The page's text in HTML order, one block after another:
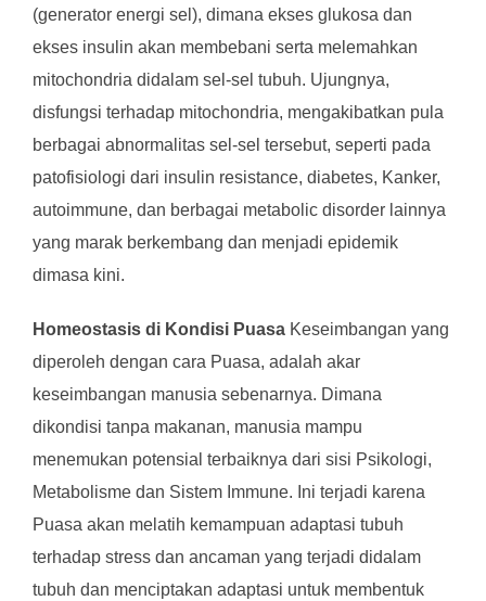
(generator energi sel), dimana ekses glukosa dan
ekses insulin akan membebani serta melemahkan
mitochondria didalam sel-sel tubuh. Ujungnya,
disfungsi terhadap mitochondria, mengakibatkan pula
berbagai abnormalitas sel-sel tersebut, seperti pada
patofisiologi dari insulin resistance, diabetes, Kanker,
autoimmune, dan berbagai metabolic disorder lainnya
yang marak berkembang dan menjadi epidemik
dimasa kini.
Homeostasis di Kondisi Puasa Keseimbangan yang
diperoleh dengan cara Puasa, adalah akar
keseimbangan manusia sebenarnya. Dimana
dikondisi tanpa makanan, manusia mampu
menemukan potensial terbaiknya dari sisi Psikologi,
Metabolisme dan Sistem Immune. Ini terjadi karena
Puasa akan melatih kemampuan adaptasi tubuh
terhadap stress dan ancaman yang terjadi didalam
tubuh dan menciptakan adaptasi untuk membentuk